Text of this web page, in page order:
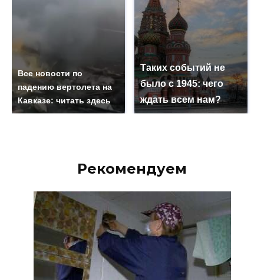
Все новости по
падению вертолета на
Кавказе: читать здесь
Таких событий не
было с 1945: чего
ждать всем нам?
Рекомендуем